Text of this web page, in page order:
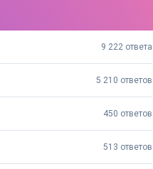
9 222 ответа
5 210 ответов
450 ответов
513 ответов